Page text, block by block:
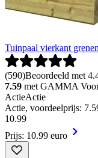
Tuinpaal vierkant
(590)Beoordeeld met
7.59 met GAMMA
ActieActie
Actie, voordeelprijs:
10.99
Prijs: 10.99 euro